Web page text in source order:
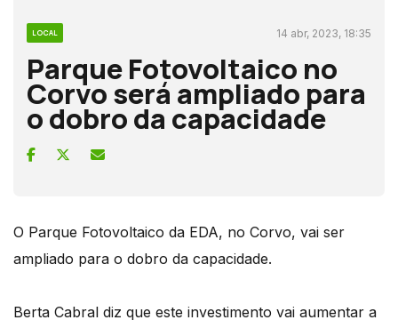
LOCAL 14 abr, 2023, 18:35
Parque Fotovoltaico no
Corvo será ampliado para
o dobro da capacidade
O Parque Fotovoltaico da EDA, no Corvo, vai ser
ampliado para o dobro da capacidade.
Berta Cabral diz que este investimento vai aumentar a